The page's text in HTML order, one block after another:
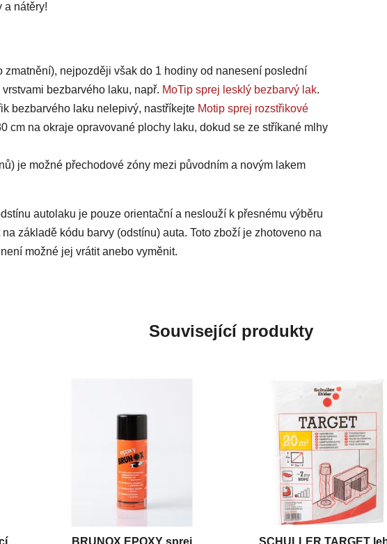
a nátěry!
zmatnění), nejpozději však do 1 hodiny od nanesení poslední
bezbarvého laku, např. MoTip sprej lesklý bezbarvý lak.
bezbarvého laku nelepivý, nastříkejte Motip sprej rozstřikové
cm na okraje opravované plochy laku, dokud se ze stříkané mlhy
je možné přechodové zóny mezi původním a novým lakem
autolaku je pouze orientační a neslouží k přesnému výběru
základě kódu barvy (odstínu) auta. Toto zboží je zhotoveno na
možné jej vrátit anebo vyměnit.
Související produkty